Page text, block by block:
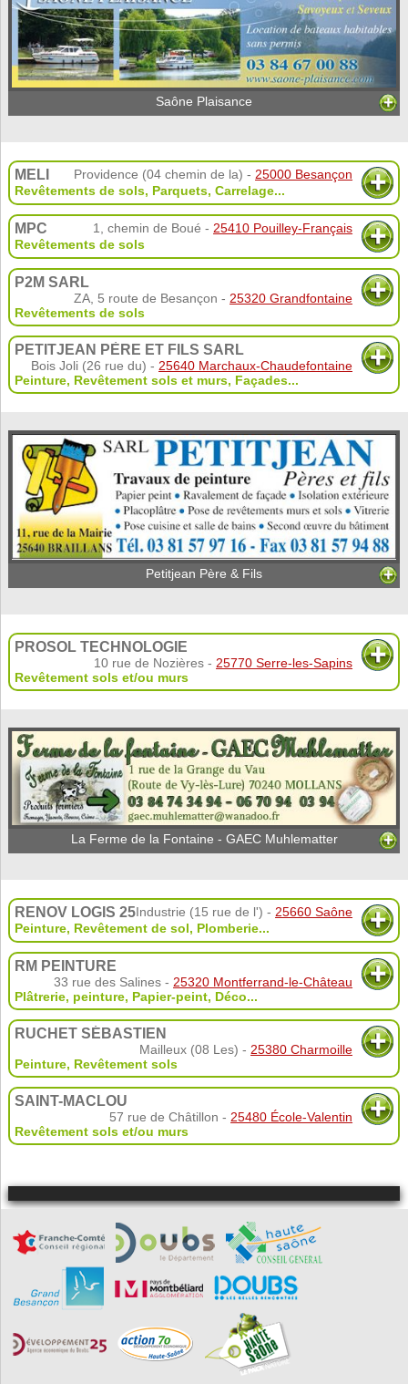
Saône Plaisance
MELI Providence (04 chemin de la) - 25000 Besançon
Revêtements de sols, Parquets, Carrelage...
MPC 1, chemin de Boué - 25410 Pouilley-Français
Revêtements de sols
P2M SARL
ZA, 5 route de Besançon - 25320 Grandfontaine
Revêtements de sols
PETITJEAN PÈRE ET FILS SARL
Bois Joli (26 rue du) - 25640 Marchaux-Chaudefontaine
Peinture, Revêtement sols et murs, Façades...
Petitjean Père & Fils
PROSOL TECHNOLOGIE
10 rue de Nozières - 25770 Serre-les-Sapins
Revêtement sols et/ou murs
La Ferme de la Fontaine - GAEC Muhlematter
RENOV LOGIS 25Industrie (15 rue de l') - 25660 Saône
Peinture, Revêtement de sol, Plomberie...
RM PEINTURE
33 rue des Salines - 25320 Montferrand-le-Château
Plâtrerie, peinture, Papier-peint, Déco...
RUCHET SÉBASTIEN
Mailleux (08 Les) - 25380 Charmoille
Peinture, Revêtement sols
SAINT-MACLOU
57 rue de Châtillon - 25480 École-Valentin
Revêtement sols et/ou murs